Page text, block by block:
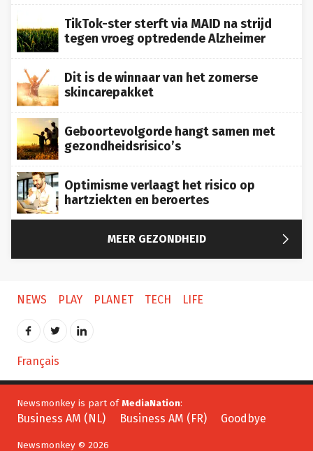
TikTok-ster sterft via MAID na strijd
tegen vroeg optredende Alzheimer
Dit is de winnaar van het zomerse
skincarepakket
Geboortevolgorde hangt samen met
gezondheidsrisico’s
Optimisme verlaagt het risico op
hartziekten en beroertes
MEER GEZONDHEID 
NEWS PLAY PLANET TECH LIFE
Français
Newsmonkey is part ofMediaNation:
Business AM (NL) Business AM (FR) Goodbye
Newsmonkey © 2026